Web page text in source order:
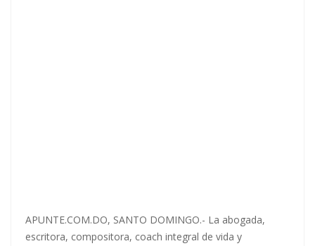
APUNTE.COM.DO, SANTO DOMINGO.- La abogada,
escritora, compositora, coach integral de vida y